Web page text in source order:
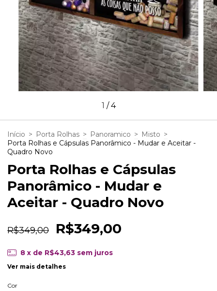
1 /4
Início > Porta Rolhas > Panoramico > Misto >
Porta Rolhas e Cápsulas Panorâmico - Mudar e Aceitar -
Quadro Novo
Porta Rolhas e Cápsulas
Panorâmico - Mudar e
Aceitar - Quadro Novo
R$349,00 R$349,00
8 x de R$43,63 sem juros
Ver mais detalhes
Cor